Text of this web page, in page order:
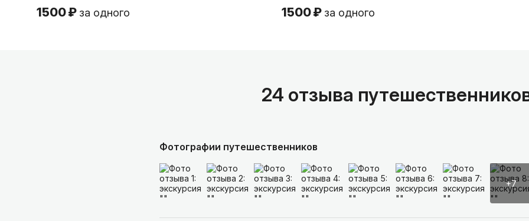
1500 ₽ за одного 1500 ₽ за одного
24 отзыва
Фотографии путешественников
+7